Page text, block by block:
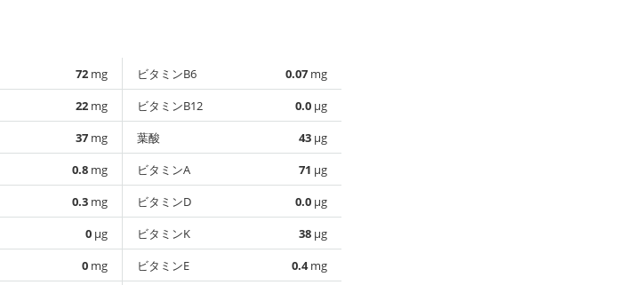
72 mg
22 mg
37 mg
0.8 mg
0.3 mg
0 µg
0 mg
ビタミンB6 0.07 mg
ビタミンB12
0.0 µg
葉酸
43 µg
ビタミンA
71 µg
ビタミンD
0.0 µg
ビタミンK
38 µg
ビタミンE
0.4mg